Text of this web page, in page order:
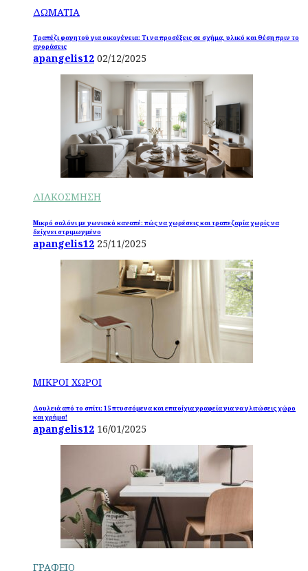
ΔΩΜΑΤΙΑ
Τραπέζι φαγητού για οικογένεια: Τι να προσέξεις σε σχήμα, υλικό και θέση πριν το
αγοράσεις
apangelis12 02/12/2025
ΔΙΑΚΟΣΜΗΣΗ
Μικρό σαλόνι με γωνιακό καναπέ: πώς να χωρέσεις και τραπεζαρία χωρίς να
δείχνει στριμωγμένο
apangelis12 25/11/2025
ΜΙΚΡΟΙ ΧΩΡΟΙ
Δουλειά από το σπίτι: 15 πτυσσόμενα και επιτοίχια γραφεία για να γλιτώσεις χώρο
και χρήμα!
apangelis12 16/01/2025
ΓΡΑΦΕΙΟ